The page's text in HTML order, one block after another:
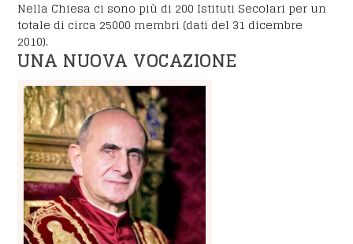
Nella Chiesa ci sono più di 200 Istituti Secolari per un
totale di circa 25000 membri (dati del 31 dicembre
2010).
UNA NUOVA VOCAZIONE